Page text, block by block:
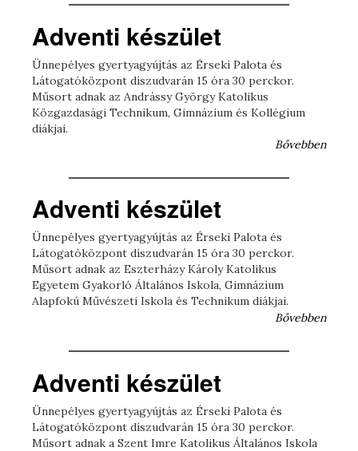
Adventi készület
Ünnepélyes gyertyagyújtás az Érseki Palota és
Látogatóközpont díszudvarán 15 óra 30 perckor.
Műsort adnak az Andrássy György Katolikus
Közgazdasági Technikum, Gimnázium és Kollégium
diákjai.
Bővebben
Adventi készület
Ünnepélyes gyertyagyújtás az Érseki Palota és
Látogatóközpont díszudvarán 15 óra 30 perckor.
Műsort adnak az Eszterházy Károly Katolikus
Egyetem Gyakorló Általános Iskola, Gimnázium
Alapfokú Művészeti Iskola és Technikum diákjai.
Bővebben
Adventi készület
Ünnepélyes gyertyagyújtás az Érseki Palota és
Látogatóközpont díszudvarán 15 óra 30 perckor.
Műsort adnak a Szent Imre Katolikus Általános Iskola